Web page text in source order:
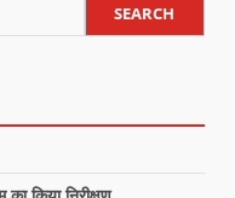
SEARCH